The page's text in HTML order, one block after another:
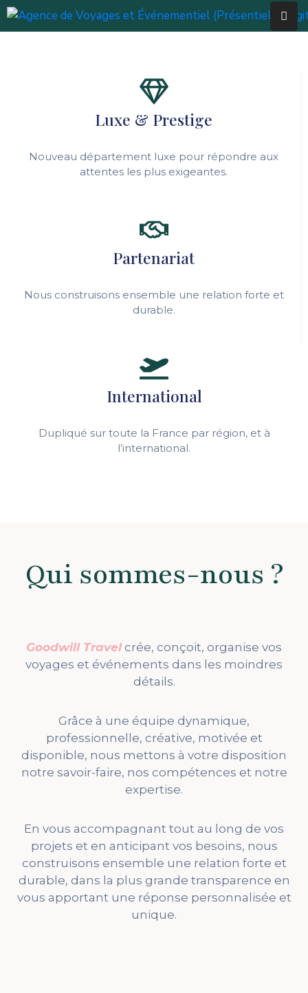
Luxe & Prestige
Nouveau département luxe pour répondre aux
attentes les plus exigeantes.
Partenariat
Nous construisons ensemble une relation forte et
durable.
International
Dupliqué sur toute la France par région, et à
l’international.
Qui sommes-nous ?
Goodwill Travelcrée, conçoit, organise vos
voyages et événements dans les moindres
détails.
Grâce à une équipe dynamique,
professionnelle, créative, motivée et
disponible, nous mettons à votre disposition
notre savoir-faire, nos compétences et notre
expertise.
En vous accompagnant tout au long de vos
projets et en anticipant vos besoins, nous
construisons ensemble une relation forte et
durable, dans la plus grande transparence en
vous apportant une réponse personnalisée et
unique.